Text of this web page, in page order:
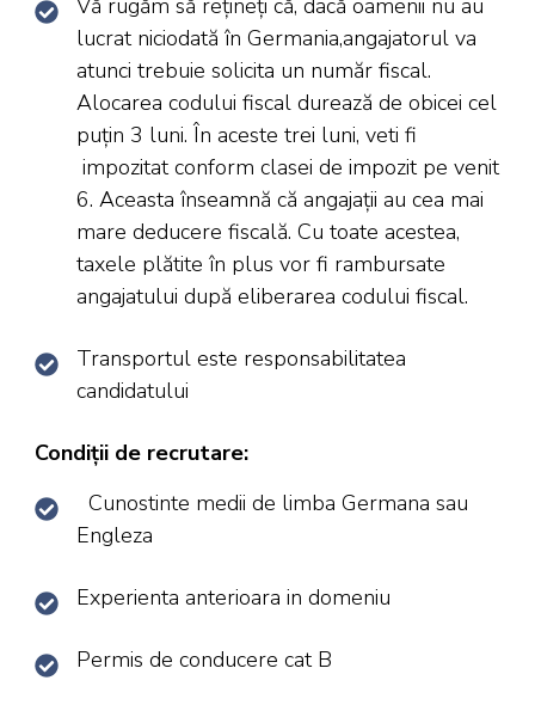
lucrat niciodată în Germania,angajatorul va
atunci trebuie solicita un număr fiscal.
Alocarea codului fiscal durează de obicei cel
puțin 3 luni. În aceste trei luni, veti fi
impozitat conform clasei de impozit pe venit
6. Aceasta înseamnă că angajații au cea mai
mare deducere fiscală. Cu toate acestea,
taxele plătite în plus vor fi rambursate
angajatului după eliberarea codului fiscal.
Transportul este responsabilitatea
candidatului
Condiții de recrutare:
Cunostinte medii de limba Germana sau
Engleza
Experienta anterioara in domeniu
Permis de conducere cat B